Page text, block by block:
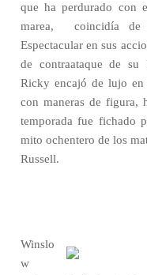
que ha perdurado con
marea,
coincidía
Espectacular en sus
de contraataque de su
Ricky encajó de lujo
con maneras de figura,
temporada fue fichado
mito ochentero de los
Russell.
Winslo
w